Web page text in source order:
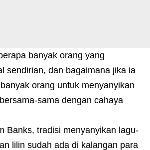
banyak orang yang
sendirian, dan bagaimana jika ia
orang untuk menyanyikan
sama dengan cahaya
Banks, tradisi menyanyikan lagu-
lilin sudah ada di kalangan para